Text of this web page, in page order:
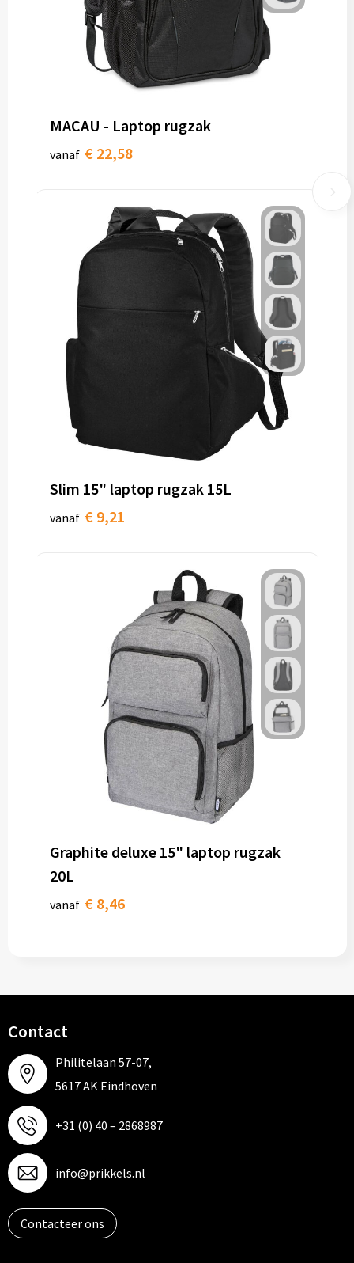
MACAU - Laptop rugzak
vanaf € 22,58
Slim 15" laptop rugzak 15L
vanaf € 9,21
Graphite deluxe 15" laptop rugzak
20L
vanaf € 8,46
Contact
Philitelaan 57-07,
5617 AK Eindhoven
+31 (0) 40 – 2868987
info@prikkels.nl
Contacteer ons